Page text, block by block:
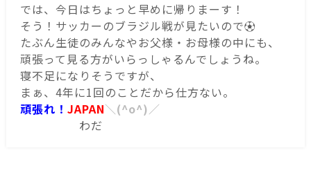
では、今日はちょっと早めに帰りまーす！
そう！サッカーのブラジル戦が見たいので⚽
たぶん生徒のみんなやお父様・お母様の中にも、
頑張って見る方がいらっしゃるんでしょうね。
寝不足になりそうですが、
まぁ、4年に1回のことだから仕方ない。
頑張れ！ JAPAN＼(^o^)／
わだ